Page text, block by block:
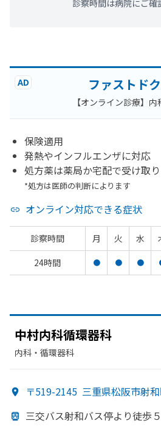
診察時間は病院にご確
AD ファストド
【オンライン診療】
保険適用
発熱やインフルエンザに対応
処方薬は薬局か宅配で受け取り
*処方は医師の判断によります
オンライン対応できる症状
診察時間 月 火 水
24時間
● ● ●
中村内科循環器科
内科・​循環器科
〒519-2145 三重県松阪市射
三交バス射和バス停より徒歩